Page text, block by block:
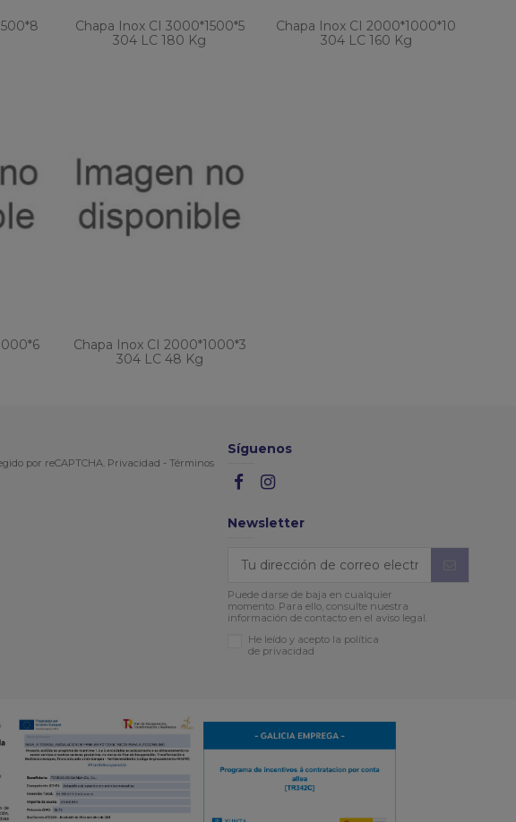
Chapa Inox CI 3000*1500*5
304 LC 180 Kg
Chapa Inox CI 2000*1000*10
304 LC 160 Kg
Chapa Inox CI 2000*1000*3
304 LC 48 Kg
por reCAPTCHA. Privacidad - Términos
Síguenos
Newsletter
Puede darse de baja en cualquier
momento. Para ello, consulte nuestra
información de contacto en el aviso legal.
He leído y acepto la política
de privacidad